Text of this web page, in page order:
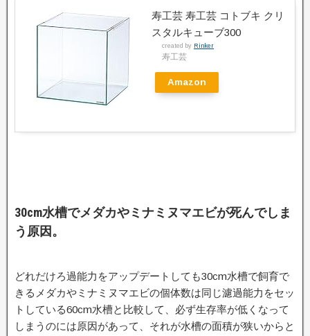
寿工芸 寿工芸 コトブキ クリ
スタルキューブ300
created by Rinker
寿工芸
Amazon
30cm水槽でメダカやミナミヌマエビが死んでしま
う原因。
どれだけろ過能力をアップデートしても30cm水槽で飼育で
きるメダカやミナミヌマエビの個体数は同じ濾過能力をセッ
トしている60cm水槽と比較して、必ず生存率が低くなって
しまうのには原因があって、それが水槽の面積が狭いからと